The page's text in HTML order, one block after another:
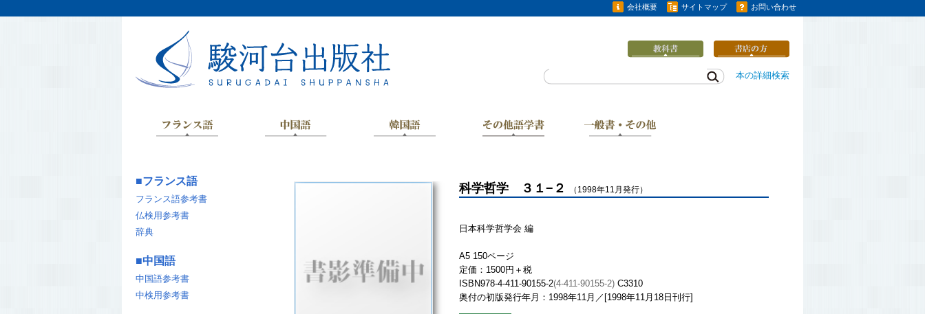
会社概要 サイトマップ お問い合わせ
本の詳細検索
科学哲学 ３１−２ （1998年11月発行）
日本科学哲学会 編
A5 150ページ
定価：1500円＋税
ISBN978-4-411-90155-2(4-411-90155-2) C3310
奥付の初版発行年月：1998年11月／[1998年11月18日刊行]
■フランス語
フランス語参考書
仏検用参考書
辞典
■中国語
中国語参考書
中検用参考書